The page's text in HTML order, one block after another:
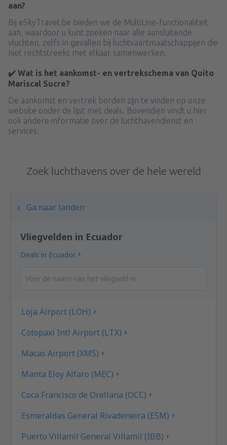
aan?
Bij eSkyTravel.be bieden we de MultiLine-functionaliteit
aan, waardoor u kunt zoeken naar alle aansluitende
vluchten, zelfs in gevallen bij luchtvaartmaatschappijen die
niet rechtstreeks met elkaar samenwerken.
✔️ Wat is het aankomst- en vertrekschema van Quito
Mariscal Sucre?
De aankomst en vertrek borden zijn te vinden op onze
website onder de lijst met deals. Bovendien vindt u hier
ook andere informatie over de luchthavendienst en
services.
Zoek luchthavens over de hele wereld
Ga naar landen
Vliegvelden in Ecuador
Deals in Ecuador
Loja Airport (LOH)
Cotopaxi Intl Airport (LTX)
Macas Airport (XMS)
Manta Eloy Alfaro (MEC)
Coca Francisco de Orellana (OCC)
Esmeraldas General Rivadeneira (ESM)
Puerto Villamil General Villamil (IBB)